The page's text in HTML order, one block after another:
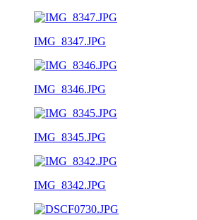
IMG_8347.JPG
IMG_8346.JPG
IMG_8345.JPG
IMG_8342.JPG